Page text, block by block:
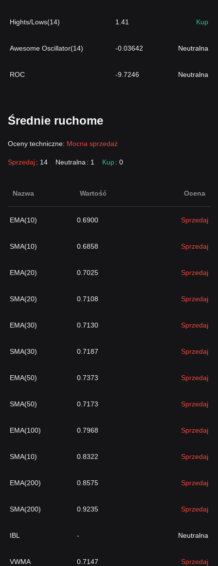
Hights/Lows(14) 1.41 Kup
Awesome Oscillator(14) -0.03642 Neutralna
ROC -9.7246 Neutralna
Średnie ruchome
Oceny techniczne: Mocna sprzedaż
Sprzedaj: 14 Neutralna : 1 Kup: 0
Nazwa Wartość Ocena
EMA(10) 0.6900 Sprzedaj
SMA(10) 0.6858 Sprzedaj
EMA(20) 0.7025 Sprzedaj
SMA(20) 0.7108 Sprzedaj
EMA(30) 0.7130 Sprzedaj
SMA(30) 0.7187 Sprzedaj
EMA(50) 0.7373 Sprzedaj
SMA(50) 0.7173 Sprzedaj
EMA(100) 0.7968 Sprzedaj
SMA(10) 0.8322 Sprzedaj
EMA(200) 0.8575 Sprzedaj
SMA(200) 0.9235 Sprzedaj
IBL - Neutralna
VWMA 0.7147 Sprzedaj